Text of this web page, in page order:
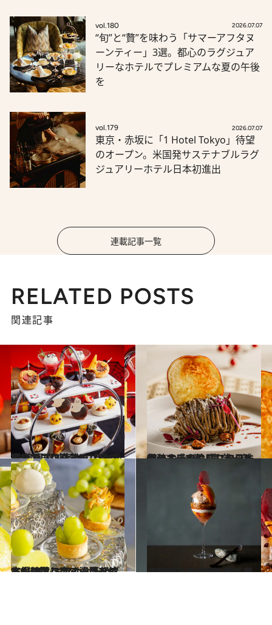
vol.180 2026.07.07
“旬”と“贅”を味わう「サマーアフタヌ
ーンティー」3選。都心のラグジュア
リーなホテルでプレミアムな夏の午後
を
vol.179 2026.07.07
東京・赤坂に「1 Hotel Tokyo」待望
のオープン。米国発サステナブルラグ
ジュアリーホテル日本初進出
連載記事一覧
RELATED POSTS
関連記事
2025.9.23
遊びゴコロ満載の「ハロウィンアフタヌーンティー」おいしくて“コワかわいい”写真映えメニューを堪能！
旅＆お出かけ 2025.9.16
和のオータムアフタヌーンティー3選【東京・京都】五感で愉しむ旬の味覚、ホテルで感じる日本の秋
旅＆お出かけ
2025.9.9
“シャインマスカット”が主役のアフタヌーンティー！ プレミアムな高級ブドウは薫り高く濃厚な甘さが特徴
旅＆お出かけ 2025.9.12
【鎌倉】限定6席！ パフェを食べて手みやげも買えるスイーツ新名所〈ishi（イシ）〉で甘美すぎるひと時を
グルメ